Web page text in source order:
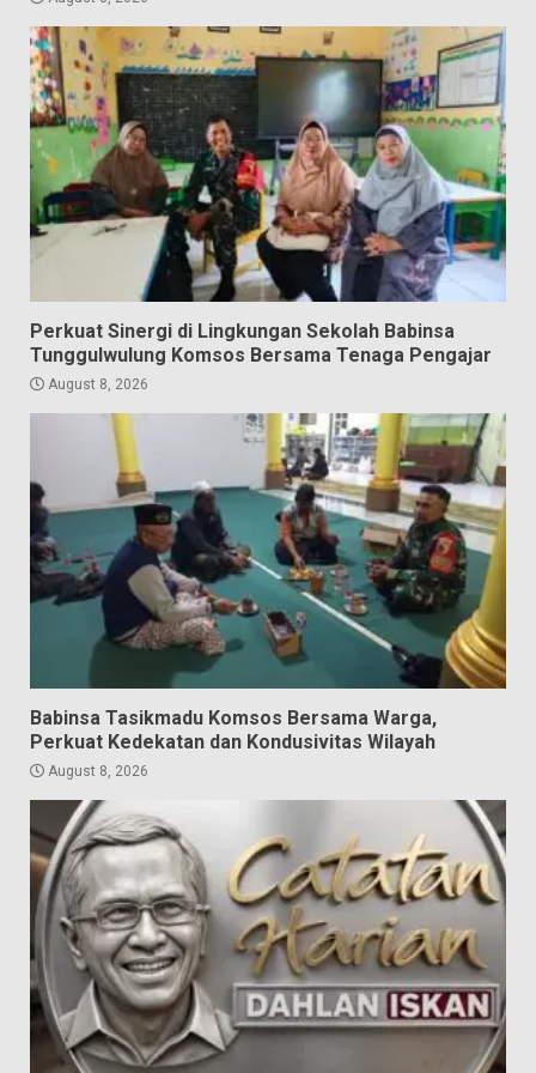
Perkuat Sinergi di Lingkungan Sekolah Babinsa
Tunggulwulung Komsos Bersama Tenaga Pengajar
August 8, 2026
Babinsa Tasikmadu Komsos Bersama Warga,
Perkuat Kedekatan dan Kondusivitas Wilayah
August 8, 2026